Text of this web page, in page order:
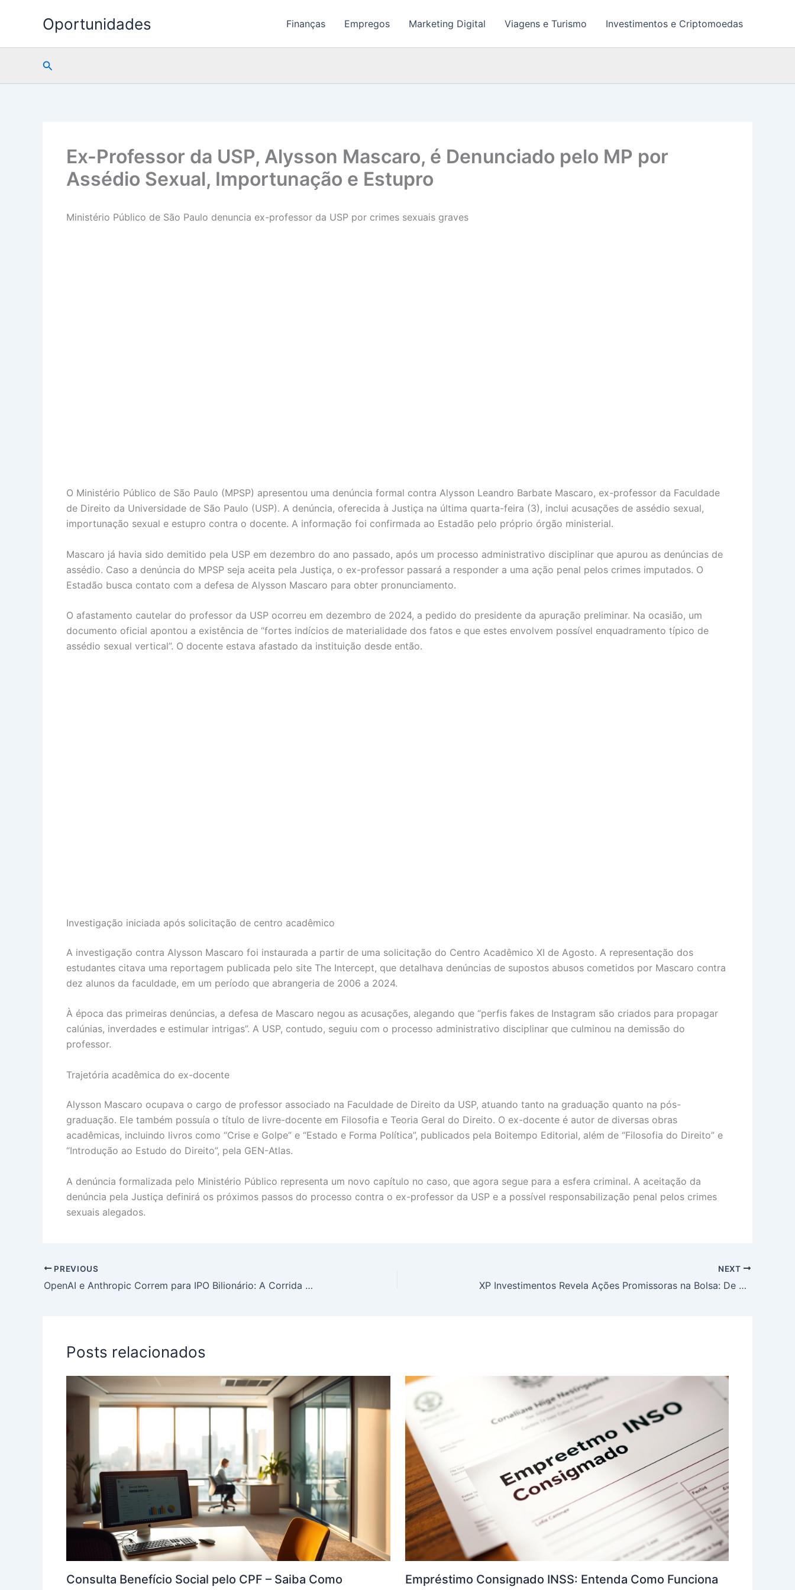
Oportunidades Finanças Empregos Marketing Digital Viagens e Turismo Investimentos e Criptomoedas
Pesquisar
Ex-Professor da USP, Alysson Mascaro, é Denunciado pelo MP por
Assédio Sexual, Importunação e Estupro
Ministério Público de São Paulo denuncia ex-professor da USP por crimes sexuais graves
O Ministério Público de São Paulo (MPSP) apresentou uma denúncia formal contra Alysson Leandro Barbate Mascaro, ex-professor da Faculdade
de Direito da Universidade de São Paulo (USP). A denúncia, oferecida à Justiça na última quarta-feira (3), inclui acusações de assédio sexual,
importunação sexual e estupro contra o docente. A informação foi confirmada ao Estadão pelo próprio órgão ministerial.
Mascaro já havia sido demitido pela USP em dezembro do ano passado, após um processo administrativo disciplinar que apurou as denúncias de
assédio. Caso a denúncia do MPSP seja aceita pela Justiça, o ex-professor passará a responder a uma ação penal pelos crimes imputados. O
Estadão busca contato com a defesa de Alysson Mascaro para obter pronunciamento.
O afastamento cautelar do professor da USP ocorreu em dezembro de 2024, a pedido do presidente da apuração preliminar. Na ocasião, um
documento oficial apontou a existência de “fortes indícios de materialidade dos fatos e que estes envolvem possível enquadramento típico de
assédio sexual vertical”. O docente estava afastado da instituição desde então.
Investigação iniciada após solicitação de centro acadêmico
A investigação contra Alysson Mascaro foi instaurada a partir de uma solicitação do Centro Acadêmico XI de Agosto. A representação dos
estudantes citava uma reportagem publicada pelo site The Intercept, que detalhava denúncias de supostos abusos cometidos por Mascaro contra
dez alunos da faculdade, em um período que abrangeria de 2006 a 2024.
À época das primeiras denúncias, a defesa de Mascaro negou as acusações, alegando que “perfis fakes de Instagram são criados para propagar
calúnias, inverdades e estimular intrigas”. A USP, contudo, seguiu com o processo administrativo disciplinar que culminou na demissão do
professor.
Trajetória acadêmica do ex-docente
Alysson Mascaro ocupava o cargo de professor associado na Faculdade de Direito da USP, atuando tanto na graduação quanto na pós-
graduação. Ele também possuía o título de livre-docente em Filosofia e Teoria Geral do Direito. O ex-docente é autor de diversas obras
acadêmicas, incluindo livros como “Crise e Golpe” e “Estado e Forma Política”, publicados pela Boitempo Editorial, além de “Filosofia do Direito” e
“Introdução ao Estudo do Direito”, pela GEN-Atlas.
A denúncia formalizada pelo Ministério Público representa um novo capítulo no caso, que agora segue para a esfera criminal. A aceitação da
denúncia pela Justiça definirá os próximos passos do processo contra o ex-professor da USP e a possível responsabilização penal pelos crimes
sexuais alegados.
PREVIOUS
OpenAI e Anthropic Correm para IPO Bilionário: A Corrida da IA que Pode Transformar a Bolsa de Valores
NEXT
XP Investimentos Revela Ações Promissoras na Bolsa: De Commodities a Tecnologia, Conheça as Top Picks para Lucrar
Posts relacionados
Consulta Benefício Social pelo CPF – Saiba Como Empréstimo Consignado INSS: Entenda Como Funciona